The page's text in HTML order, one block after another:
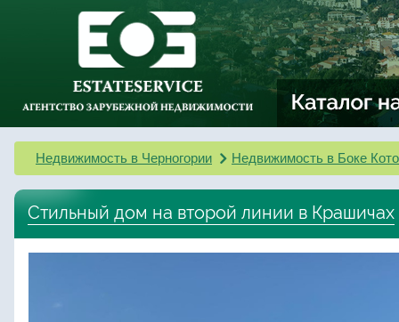
Недвижимость в Черногории Недвижимость в Боке
Стильный дом на второй линии в Крашичах